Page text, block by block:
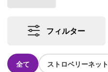
フィルター
全て ストロベリーネット